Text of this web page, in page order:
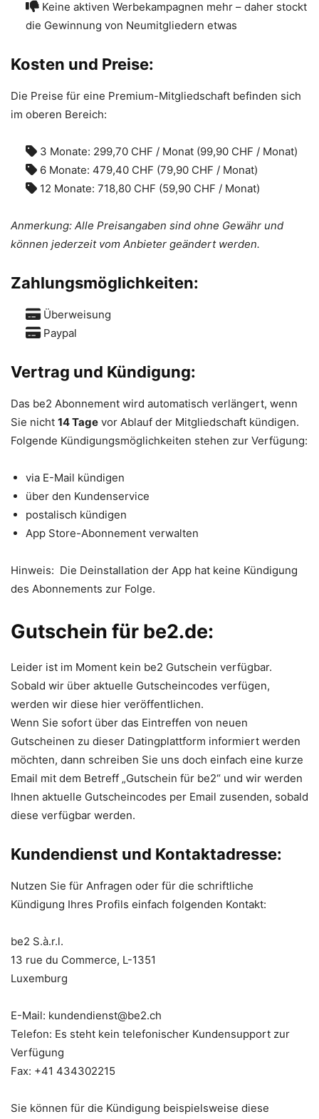
Keine aktiven Werbekampagnen mehr – daher stockt
die Gewinnung von Neumitgliedern etwas
Kosten und Preise:
Die Preise für eine Premium-Mitgliedschaft befinden sich
im oberen Bereich:
3 Monate: 299,70 CHF / Monat (99,90 CHF / Monat)
6 Monate: 479,40 CHF (79,90 CHF / Monat)
12 Monate: 718,80 CHF (59,90 CHF / Monat)
Anmerkung: Alle Preisangaben sind ohne Gewähr und
können jederzeit vom Anbieter geändert werden.
Zahlungsmöglichkeiten:
Überweisung
Paypal
Vertrag und Kündigung:
Das be2 Abonnement wird automatisch verlängert, wenn
Sie nicht 14 Tage vor Ablauf der Mitgliedschaft kündigen.
Folgende Kündigungsmöglichkeiten stehen zur Verfügung:
via E-Mail kündigen
über den Kundenservice
postalisch kündigen
App Store-Abonnement verwalten
Hinweis: Die Deinstallation der App hat keine Kündigung
des Abonnements zur Folge.
Gutschein für be2.de:
Leider ist im Moment kein be2 Gutschein verfügbar.
Sobald wir über aktuelle Gutscheincodes verfügen,
werden wir diese hier veröffentlichen.
Wenn Sie sofort über das Eintreffen von neuen
Gutscheinen zu dieser Datingplattform informiert werden
möchten, dann schreiben Sie uns doch einfach eine kurze
Email mit dem Betreff „Gutschein für be2“ und wir werden
Ihnen aktuelle Gutscheincodes per Email zusenden, sobald
diese verfügbar werden.
Kundendienst und Kontaktadresse:
Nutzen Sie für Anfragen oder für die schriftliche
Kündigung Ihres Profils einfach folgenden Kontakt:
be2 S.à.r.l.
13 rue du Commerce, L-1351
Luxemburg
E-Mail: kundendienst@be2.ch
Telefon: Es steht kein telefonischer Kundensupport zur
Verfügung
Fax: +41 434302215
Sie können für die Kündigung beispielsweise diese